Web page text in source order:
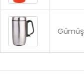
Gümüş